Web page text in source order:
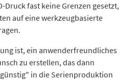
Druck fast keine Grenzen gesetzt,
auf eine werkzeugbasierte
ist, ein anwenderfreundliches
zu erstellen, das dann
in die Serienproduktion